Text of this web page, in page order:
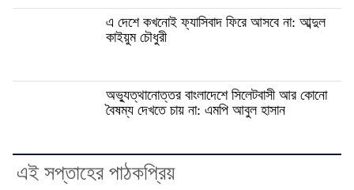
এ দেশে কখনোই ফ্যাসিবাদ ফিরে আসবে না: আব্দুল
কাইয়ুম চৌধুরী
অভ্যুত্থানোত্তর বাংলাদেশে সিলেটবাসী আর কোনো
বৈষম্য দেখতে চায় না: এমপি আবুল হাসান
এই সপ্তাহের পাঠকপ্রিয়